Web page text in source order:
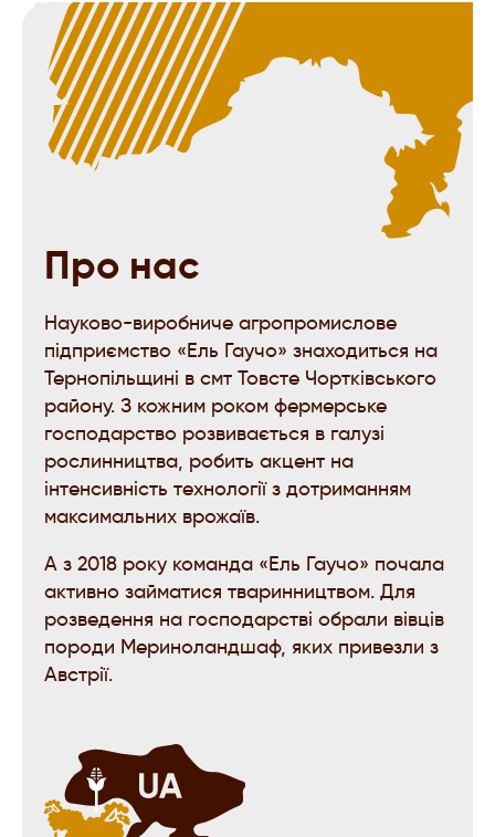
Про нас
Науково-виробниче агропромислове
підприємство «Ель Гаучо» знаходиться на
Тернопільщині в смт Товсте Чортківського
району. З кожним роком фермерське
господарство розвивається в галузі
рослинництва, робить акцент на
інтенсивність технології з дотриманням
максимальних врожаїв.
А з 2018 року команда «Ель Гаучо» почала
активно займатися тваринництвом. Для
розведення на господарстві обрали вівців
породи Мериноландшаф, яких привезли з
Австрії.